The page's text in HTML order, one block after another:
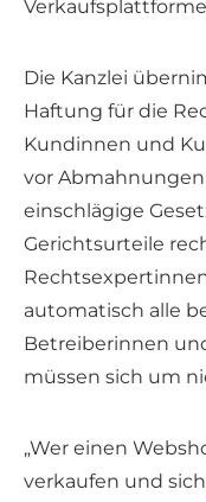
Die Kanzlei
Haftung für die
Kundinnen und
vor
einschlägige
Gerichtsurteile
automatisch alle
Betreiberinnen
müssen sich um
„Wer einen
verkaufen und